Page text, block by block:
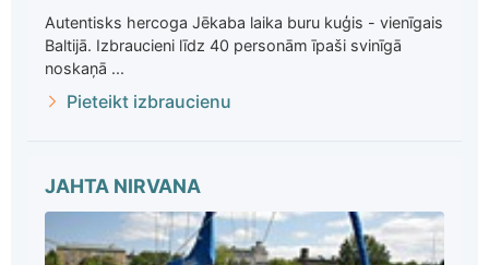
Autentisks hercoga Jēkaba laika buru kuģis - vienīgais
Baltijā. Izbraucieni līdz 40 personām īpaši svinīgā
noskaņā ...
Pieteikt izbraucienu
JAHTA NIRVANA